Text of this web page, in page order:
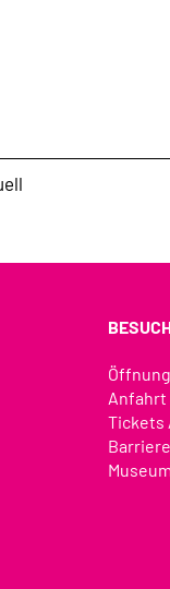
Anfahrt
Tickets